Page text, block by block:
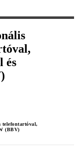
és
telefontartóval,
(BBV)